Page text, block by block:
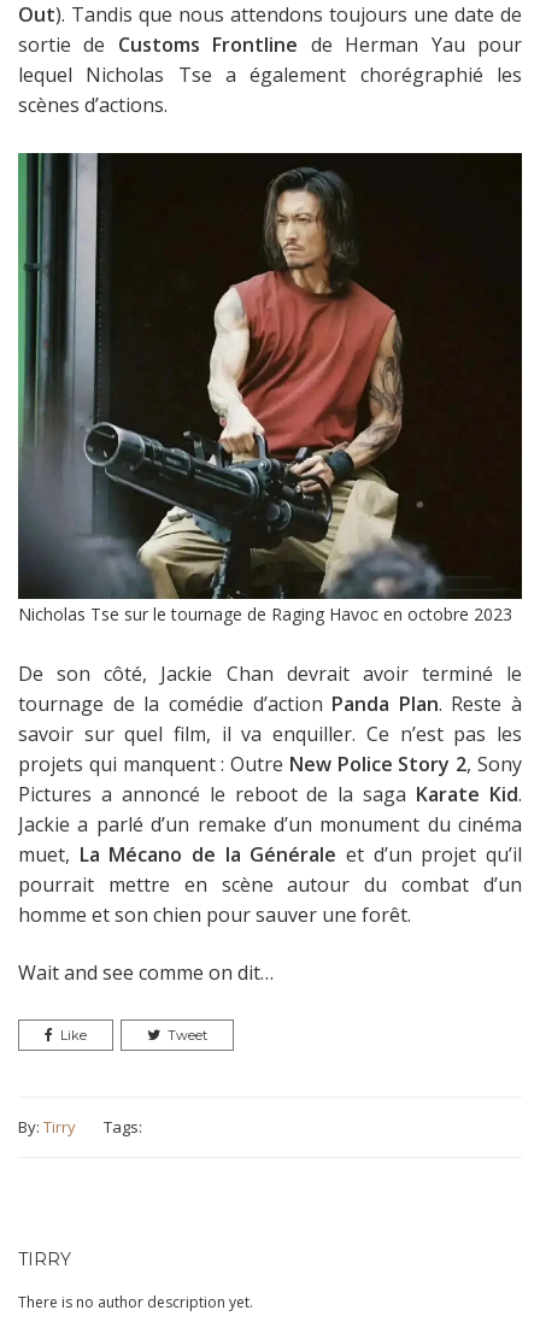
Out). Tandis que nous attendons toujours une date de
sortie de Customs Frontline de Herman Yau pour
lequel Nicholas Tse a également chorégraphié les
scènes d’actions.
Nicholas Tse sur le tournage de Raging Havoc en octobre 2023
De son côté, Jackie Chan devrait avoir terminé le
tournage de la comédie d’action Panda Plan. Reste à
savoir sur quel film, il va enquiller. Ce n’est pas les
projets qui manquent : Outre New Police Story 2, Sony
Pictures a annoncé le reboot de la saga Karate Kid.
Jackie a parlé d’un remake d’un monument du cinéma
muet, La Mécano de la Générale et d’un projet qu’il
pourrait mettre en scène autour du combat d’un
homme et son chien pour sauver une forêt.
Wait and see comme on dit…
Like Tweet
By: Tirry Tags:
TIRRY
There is no author description yet.